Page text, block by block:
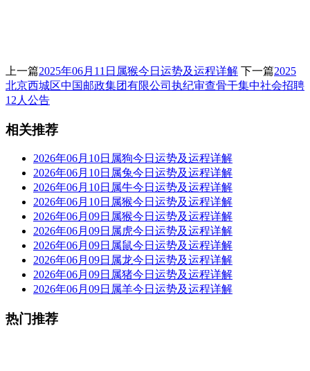
上一篇2025年06月11日属猴今日运势及运程详解 下一篇2025
北京西城区中国邮政集团有限公司执纪审查骨干集中社会招聘
12人公告
相关推荐
2026年06月10日属狗今日运势及运程详解
2026年06月10日属兔今日运势及运程详解
2026年06月10日属牛今日运势及运程详解
2026年06月10日属猴今日运势及运程详解
2026年06月09日属猴今日运势及运程详解
2026年06月09日属虎今日运势及运程详解
2026年06月09日属鼠今日运势及运程详解
2026年06月09日属龙今日运势及运程详解
2026年06月09日属猪今日运势及运程详解
2026年06月09日属羊今日运势及运程详解
热门推荐